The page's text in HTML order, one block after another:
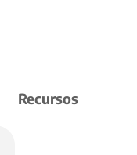
Recursos